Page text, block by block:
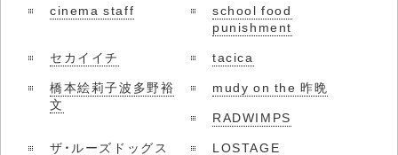
cinema staff
school food
punishment
セカイイチ
tacica
橋本絵莉子波多野裕
文
mudy on the 昨晩
RADWIMPS
ザ・ルーズドッグス
LOSTAGE